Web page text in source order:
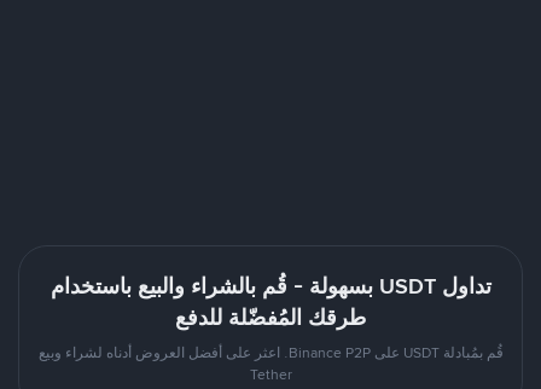
تداول USDT بسهولة - قُم بالشراء والبيع باستخدام
طرقك المُفضّلة للدفع
قُم بمُبادلة USDT على Binance P2P. اعثر على أفضل العروض أدناه لشراء وبيع
Tether